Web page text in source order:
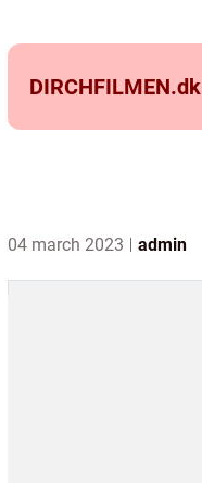
DIRCHFILMEN.dk
04 march 2023 admin